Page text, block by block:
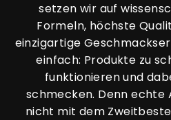
setzen wir auf
Formeln, höchste
einzigartige
einfach: Produkte zu
funktionieren und
schmecken. Denn echte
nicht mit dem